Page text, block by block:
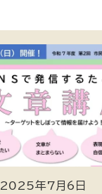
2025年7月6日